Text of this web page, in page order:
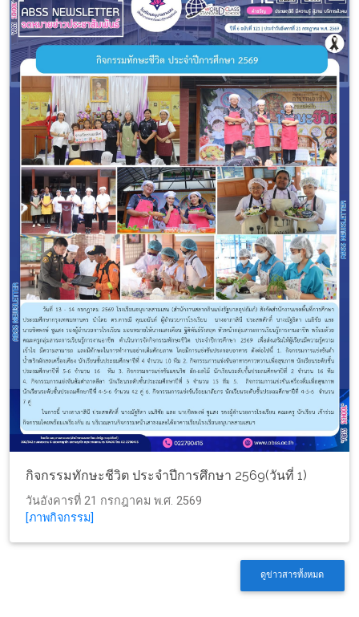
กิจกรรมทักษะชีวิต ประจำปีการศึกษา 2569(วันที่ 1)
วันอังคารที่ 21 กรกฎาคม พ.ศ. 2569
[ภาพกิจกรรม]
ดูข่าวสารทั้งหมด